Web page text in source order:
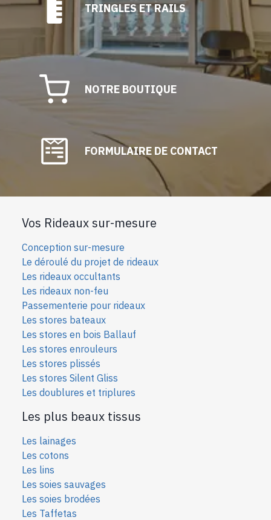
TRINGLES ET RAILS
NOTRE BOUTIQUE
FORMULAIRE DE CONTACT
Vos Rideaux sur-mesure
Conception sur-mesure
Le déroulé du projet de rideaux
Les rideaux occultants
Les rideaux non-feu
Passementerie pour rideaux
Les stores bateaux
Les stores en bois Ballauf
Les stores enrouleurs
Les stores plissés
Les stores Silent Gliss
Les doublures et triplures
Les plus beaux tissus
Les lainages
Les cotons
Les lins
Les soies sauvages
Les soies brodées
Les Taffetas